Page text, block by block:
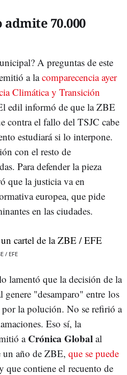
70.000
A preguntas de este
a lacomparecencia ayer
Climática y Transición
edil informó de que la ZBE
contra el fallo del TSJC cabe
estudiará si lo interpone.
con el resto de
Para defender la pieza
que la justicia va en
europea, que pide
en las ciudades.
/ EFE
lamentó que la decisión de la
genere "desamparo" entre los
la polución. No se refirió a
Eso sí, la
a Crónica Global al
año de ZBE, que se puede
que contiene el recuento de